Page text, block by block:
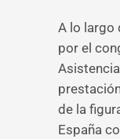
A lo largo
por el
de la
España